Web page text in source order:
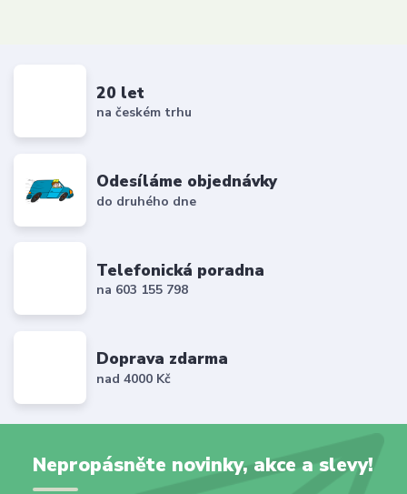
20 let
na českém trhu
Odesíláme objednávky
do druhého dne
Telefonická poradna
na 603 155 798
Doprava zdarma
nad 4000 Kč
Nepropásněte novinky, akce a slevy!